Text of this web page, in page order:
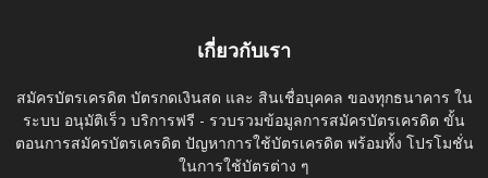
เกี่ยวกับเรา
สมัครบัตรเครดิต บัตรกดเงินสด และ สินเชื่อบุคคล ของทุกธนาคาร ใน
ระบบ อนุมัติเร็ว บริการฟรี - รวบรวมข้อมูลการสมัครบัตรเครดิต ขั้น
ตอนการสมัครบัตรเครดิต ปัญหาการใช้บัตรเครดิต พร้อมทั้ง โปรโมชั่น
ในการใช้บัตรต่าง ๆ